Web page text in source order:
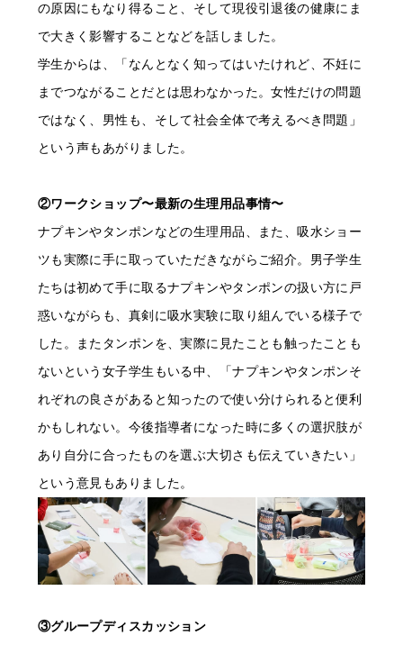
の原因にもなり得ること、そして現役引退後の健康にま
で大きく影響することなどを話しました。
学生からは、「なんとなく知ってはいたけれど、不妊に
までつながることだとは思わなかった。女性だけの問題
ではなく、男性も、そして社会全体で考えるべき問題」
という声もあがりました。
②ワークショップ〜最新の生理用品事情〜
ナプキンやタンポンなどの生理用品、また、吸水ショー
ツも実際に手に取っていただきながらご紹介。男子学生
たちは初めて手に取るナプキンやタンポンの扱い方に戸
惑いながらも、真剣に吸水実験に取り組んでいる様子で
した。またタンポンを、実際に見たことも触ったことも
ないという女子学生もいる中、「ナプキンやタンポンそ
れぞれの良さがあると知ったので使い分けられると便利
かもしれない。今後指導者になった時に多くの選択肢が
あり自分に合ったものを選ぶ大切さも伝えていきたい」
という意見もありました。
③グループディスカッション